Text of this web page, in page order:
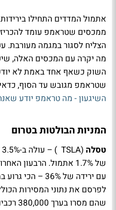
אתמול המדדים התחילו
ממכסים שטראמפ עומד
הצליח לסגור במגמה מעורבת.
מה יקרה עם המכסים האלה,
השוק כשאף אחד באמת לא
שטראמפ מגובש עד הסוף,
השיגעון - מה טראמפ יודע
המניות הבולטות בטרום
טסלה (
TSLA
של 1.7% אתמול. הרבעון
עם ירידה של
לפרסם את נתוני המסירות
שהם מסרו בערך 380,000 רכבים.